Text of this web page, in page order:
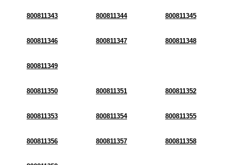
800811343 800811344 800811345
800811346 800811347 800811348
800811349
800811350 800811351 800811352
800811353 800811354 800811355
800811356 800811357 800811358